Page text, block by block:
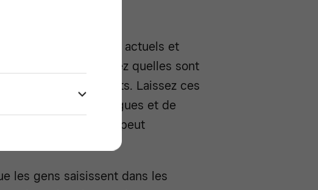
pour vos clients actuels et
et découvrez quelles sont
par vos clients. Laissez ces
en matière de blogues et de
certains thèmes peut
les gens saisissent dans les